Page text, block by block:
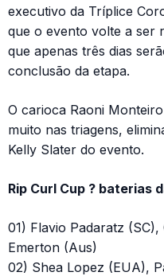
executivo da Tríplice
que o evento volte a ser
que apenas três dias
conclusão da etapa.
O carioca Raoni
muito nas triagens,
Kelly Slater do evento.
Rip Curl Cup ? baterias
01) Flavio Padaratz
Emerton (Aus)
02) Shea Lopez (EUA),